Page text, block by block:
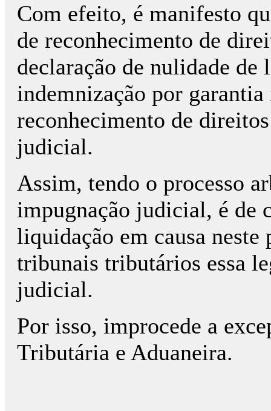
Com efeito, é manifesto
de reconhecimento de
declaração de nulidade
indemnização por
reconhecimento de
judicial.
Assim, tendo o processo
impugnação judicial, é de
liquidação em causa
tribunais tributários essa
judicial.
Por isso, improcede a
Tributária e Aduaneira.